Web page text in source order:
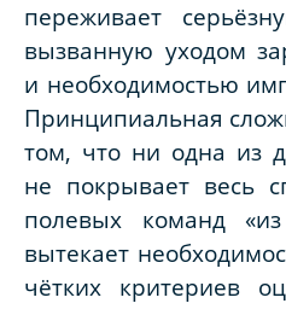
переживает
вызванную уходом
и необходимостью
Принципиальная
том, что ни одна из
не покрывает весь
полевых команд
вытекает
чётких критериев